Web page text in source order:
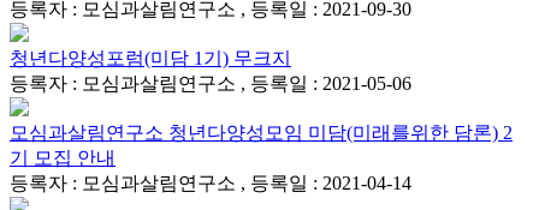
등록자 : 모심과살림연구소 , 등록일 : 2021-09-30
청년다양성포럼(미담 1기) 무크지
등록자 : 모심과살림연구소 , 등록일 : 2021-05-06
모심과살림연구소 청년다양성모임 미담(미래를위한 담론) 2
기 모집 안내
등록자 : 모심과살림연구소 , 등록일 : 2021-04-14